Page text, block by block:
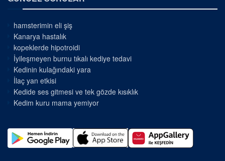
hamsterimin eli şiş
Kanarya hastalık
kopeklerde hipotroidi
İyileşmeyen burnu tıkalı kediye tedavi
Kedinin kulağındaki yara
İlaç yan etkisi
Kedide ses gitmesi ve tek gözde kısıklık
Kedim kuru mama yemiyor